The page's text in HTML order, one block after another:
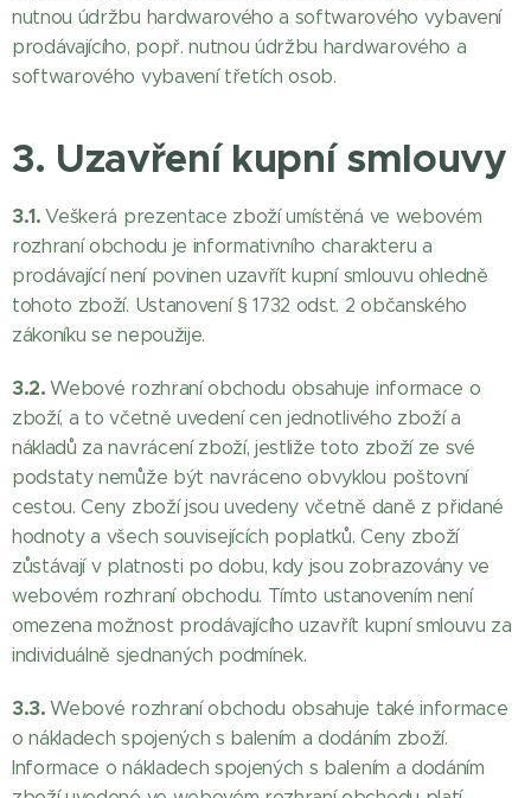
nutnou údržbu hardwarového a softwarového vybavení
prodávajícího, popř. nutnou údržbu hardwarového a
softwarového vybavení třetích osob.
3. Uzavření kupní smlouvy
3.1.Veškerá prezentace zboží umístěná ve webovém
rozhraní obchodu je informativního charakteru a
prodávající není povinen uzavřít kupní smlouvu ohledně
tohoto zboží. Ustanovení § 1732 odst. 2 občanského
zákoníku se nepoužije.
3.2.Webové rozhraní obchodu obsahuje informace o
zboží, a to včetně uvedení cen jednotlivého zboží a
nákladů za navrácení zboží, jestliže toto zboží ze své
podstaty nemůže být navráceno obvyklou poštovní
cestou. Ceny zboží jsou uvedeny včetně daně z přidané
hodnoty a všech souvisejících poplatků. Ceny zboží
zůstávají v platnosti po dobu, kdy jsou zobrazovány ve
webovém rozhraní obchodu. Tímto ustanovením není
omezena možnost prodávajícího uzavřít kupní smlouvu za
individuálně sjednaných podmínek.
3.3.Webové rozhraní obchodu obsahuje také informace
o nákladech spojených s balením a dodáním zboží.
Informace o nákladech spojených s balením a dodáním